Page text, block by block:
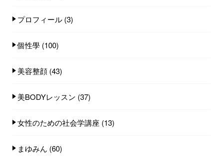
プロフィール (3)
個性學 (100)
美容整顔 (43)
美BODYレッスン (37)
女性のための社会学講座 (13)
まゆみん (60)